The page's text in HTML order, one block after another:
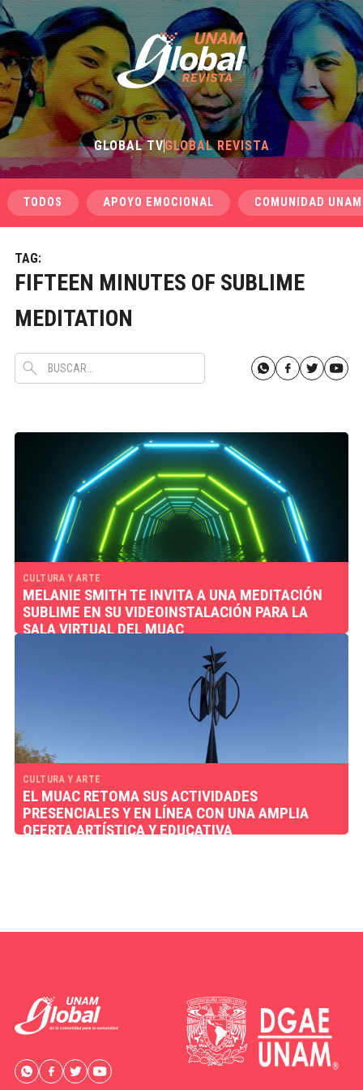
GLOBAL TVGLOBAL REVISTA
TODOS APOYO EMOCIONAL COMUNIDAD UNAM
TAG:
FIFTEEN MINUTES OF SUBLIME
MEDITATION
CULTURA Y ARTE
MELANIE SMITH TE INVITA A UNA MEDITACIÓN
SUBLIME EN SU VIDEOINSTALACIÓN PARA LA
SALA VIRTUAL DEL MUAC
CULTURA Y ARTE
EL MUAC RETOMA SUS ACTIVIDADES
PRESENCIALES Y EN LÍNEA CON UNA AMPLIA
OFERTA ARTÍSTICA Y EDUCATIVA